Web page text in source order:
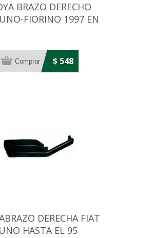
BRAZO DERECHO
FIORINO 1997 EN
$ 548
DERECHA FIAT
UNO HASTA EL 95